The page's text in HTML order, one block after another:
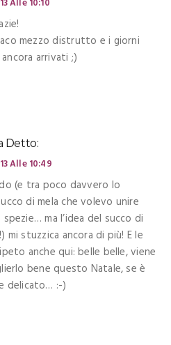
Alle 10:10
mezzo distrutto e i giorni
arrivati ;)
Detto:
Alle 10:49
(e tra poco davvero lo
di mela che volevo unire
ma l’idea del succo di
mi stuzzica ancora di più! E le
anche qui: belle belle, viene
bene questo Natale, se è
delicato… :-)